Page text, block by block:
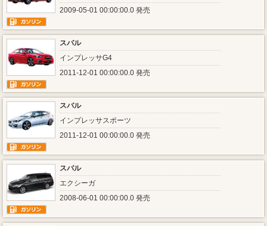
2009-05-01 00:00:00.0 発売
スバル
インプレッサG4
2011-12-01 00:00:00.0 発売
スバル
インプレッサスポーツ
2011-12-01 00:00:00.0 発売
スバル
エクシーガ
2008-06-01 00:00:00.0 発売